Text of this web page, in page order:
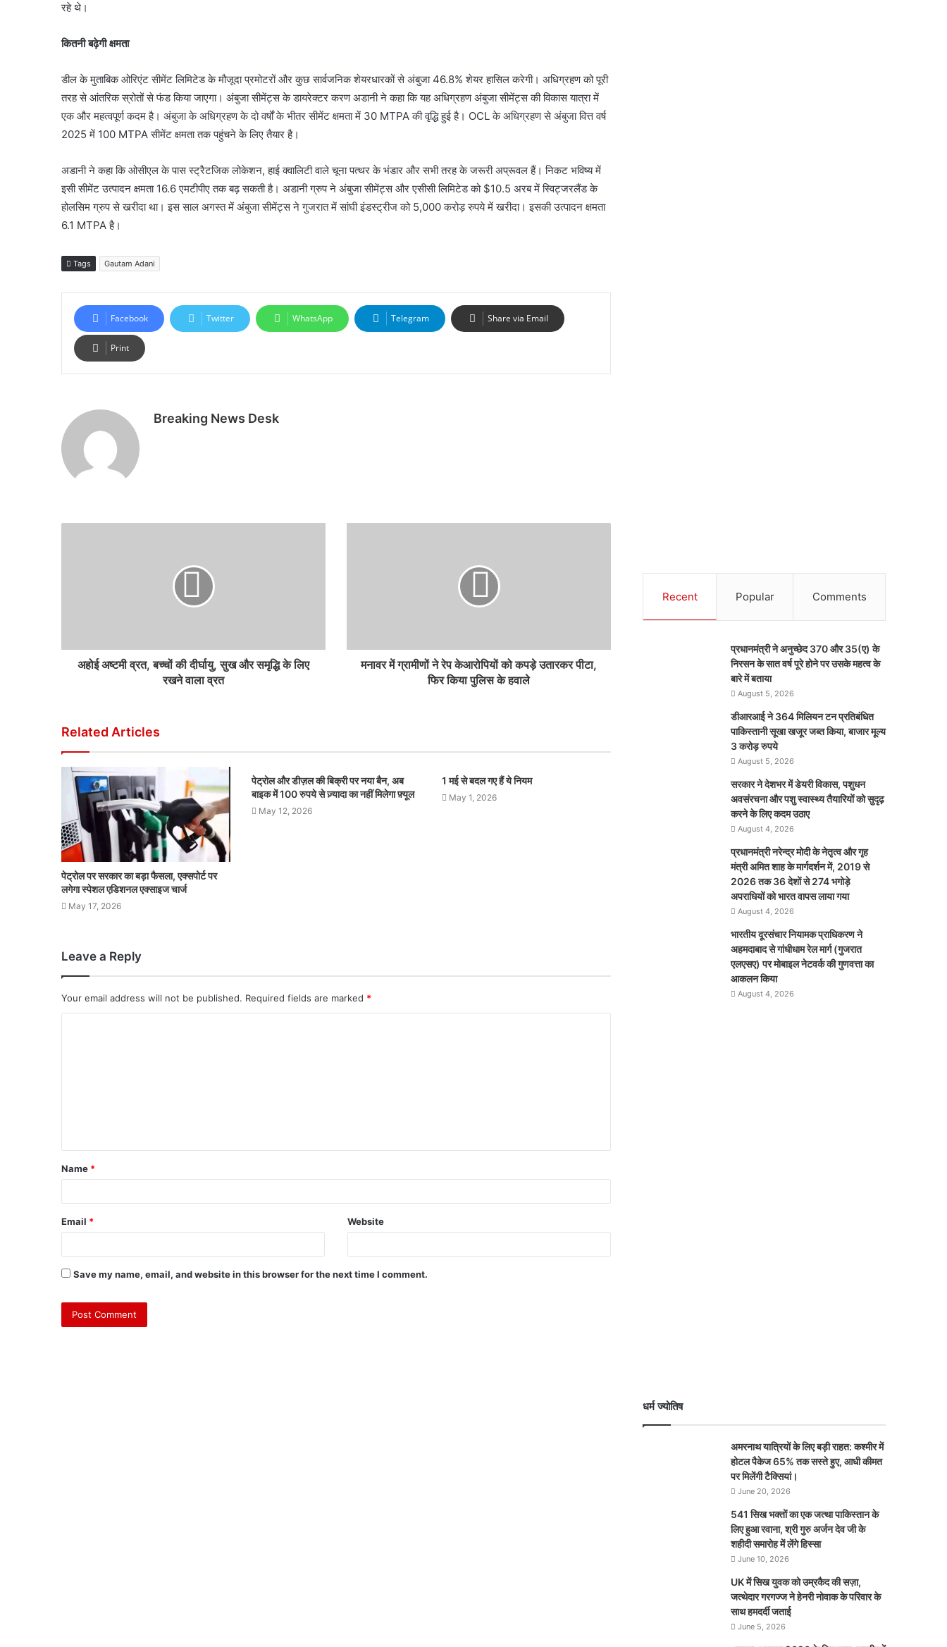
रहे थे।
कितनी बढ़ेगी क्षमता
डील के मुताबिक ओरिएंट सीमेंट लिमिटेड के मौजूदा प्रमोटरों और कुछ सार्वजनिक शेयरधारकों से अंबुजा 46.8% शेयर हासिल करेगी। अधिग्रहण को पूरी
तरह से आंतरिक स्रोतों से फंड किया जाएगा। अंबुजा सीमेंट्स के डायरेक्टर करण अडानी ने कहा कि यह अधिग्रहण अंबुजा सीमेंट्स की विकास यात्रा में
एक और महत्वपूर्ण कदम है। अंबुजा के अधिग्रहण के दो वर्षों के भीतर सीमेंट क्षमता में 30 MTPA की वृद्धि हुई है। OCL के अधिग्रहण से अंबुजा वित्त वर्ष
2025 में 100 MTPA सीमेंट क्षमता तक पहुंचने के लिए तैयार है।
अडानी ने कहा कि ओसीएल के पास स्ट्रैटजिक लोकेशन, हाई क्वालिटी वाले चूना पत्थर के भंडार और सभी तरह के जरूरी अप्रूवल हैं। निकट भविष्य में
इसी सीमेंट उत्पादन क्षमता 16.6 एमटीपीए तक बढ़ सकती है। अडानी ग्रुप ने अंबुजा सीमेंट्स और एसीसी लिमिटेड को $10.5 अरब में स्विट्जरलैंड के
होलसिम ग्रुप से खरीदा था। इस साल अगस्त में अंबुजा सीमेंट्स ने गुजरात में सांघी इंडस्ट्रीज को 5,000 करोड़ रुपये में खरीदा। इसकी उत्पादन क्षमता
6.1 MTPA है।
Tags Gautam Adani
Facebook Twitter WhatsApp Telegram Share via Email
Print
Breaking News Desk
अहोई अष्टमी व्रत, बच्चों की दीर्घायु, सुख और समृद्धि के लिए
रखने वाला व्रत
मनावर में ग्रामीणों ने रेप केआरोपियों को कपड़े उतारकर पीटा,
फिर किया पुलिस के हवाले
Related Articles
पेट्रोल पर सरकार का बड़ा फैसला, एक्सपोर्ट पर
लगेगा स्पेशल एडिशनल एक्साइज चार्ज
May 17, 2026
पेट्रोल और डीज़ल की बिक्री पर नया बैन, अब
बाइक में 100 रुपये से ज़्यादा का नहीं मिलेगा फ़्यूल
May 12, 2026
1 मई से बदल गए हैं ये नियम
May 1, 2026
Leave a Reply
Your email address will not be published. Required fields are marked *
Name *
Email * Website
Save my name, email, and website in this browser for the next time I comment.
Recent Popular Comments
प्रधानमंत्री ने अनुच्छेद 370 और 35(ए) के
निरसन के सात वर्ष पूरे होने पर उसके महत्व के
बारे में बताया
August 5, 2026
डीआरआई ने 364 मिलियन टन प्रतिबंधित
पाकिस्तानी सूखा खजूर जब्त किया, बाजार मूल्य
3 करोड़ रुपये
August 5, 2026
सरकार ने देशभर में डेयरी विकास, पशुधन
अवसंरचना और पशु स्वास्थ्य तैयारियों को सुदृढ़
करने के लिए कदम उठाए
August 4, 2026
प्रधानमंत्री नरेन्द्र मोदी के नेतृत्व और गृह
मंत्री अमित शाह के मार्गदर्शन में, 2019 से
2026 तक 36 देशों से 274 भगोड़े
अपराधियों को भारत वापस लाया गया
August 4, 2026
भारतीय दूरसंचार नियामक प्राधिकरण ने
अहमदाबाद से गांधीधाम रेल मार्ग (गुजरात
एलएसए) पर मोबाइल नेटवर्क की गुणवत्ता का
आकलन किया
August 4, 2026
धर्म ज्योतिष
अमरनाथ यात्रियों के लिए बड़ी राहत: कश्मीर में
होटल पैकेज 65% तक सस्ते हुए, आधी कीमत
पर मिलेंगी टैक्सियां।
June 20, 2026
541 सिख भक्तों का एक जत्था पाकिस्तान के
लिए हुआ रवाना, श्री गुरु अर्जन देव जी के
शहीदी समारोह में लेंगे हिस्सा
June 10, 2026
UK में सिख युवक को उम्रकैद की सज़ा,
जत्थेदार गरगज्ज ने हेनरी नोवाक के परिवार के
साथ हमदर्दी जताई
June 5, 2026